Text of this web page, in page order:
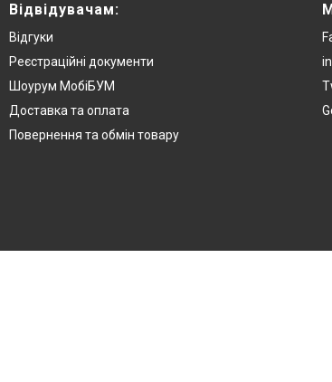
Відвідувачам:
Відгуки
Реєстраційні документи
Шоурум МобіБУМ
Доставка та оплата
Повернення та обмін товару